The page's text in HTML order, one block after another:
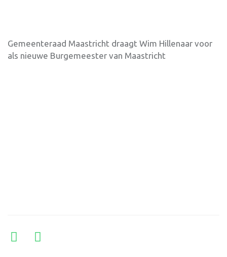
Gemeenteraad Maastricht draagt Wim Hillenaar voor
als nieuwe Burgemeester van Maastricht